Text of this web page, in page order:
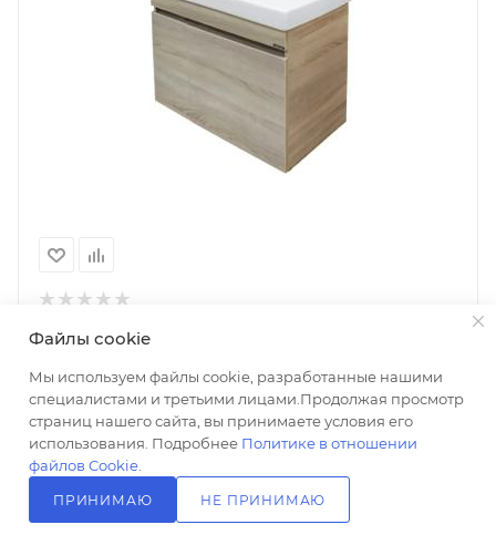
Нет в наличии
25 300₽
+ 506 на счет
Файлы cookie
Мы используем файлы cookie, разработанные нашими
специалистами и третьими лицами.Продолжая просмотр
страниц нашего сайта, вы принимаете условия его
использования. Подробнее Политике в отношении
файлов Cookie
ПРИНИМАЮ НЕ ПРИНИМАЮ